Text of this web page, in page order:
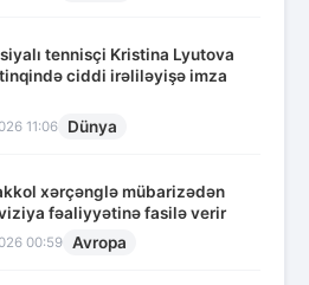
tennisçi Kristina Lyutova
ciddi irəliləyişə imza
11:06 Dünya
xərçənglə mübarizədən
fəaliyyətinə fasilə verir
00:59 Avropa